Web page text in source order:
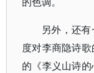
另外，还
度对李商隐诗
的《李义山诗